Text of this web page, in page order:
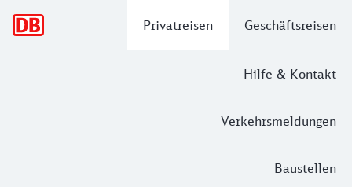
Privatreisen Geschäftsreisen
Hilfe & Kontakt
Verkehrsmeldungen
Baustellen